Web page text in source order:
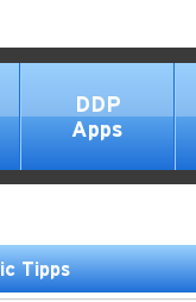
DDP
Apps
Tipps